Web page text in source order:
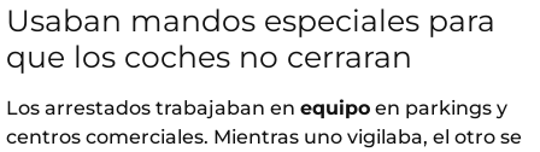
Usaban mandos especiales para
que los coches no cerraran
Los arrestados trabajaban en equipo en parkings y
centros comerciales. Mientras uno vigilaba, el otro se